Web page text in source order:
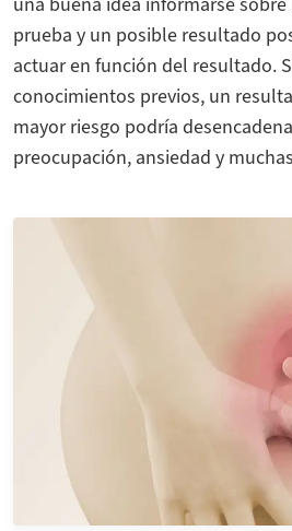
prueba y un posible resultado
actuar en función del resultado.
conocimientos previos, un
mayor riesgo podría
preocupación, ansiedad y